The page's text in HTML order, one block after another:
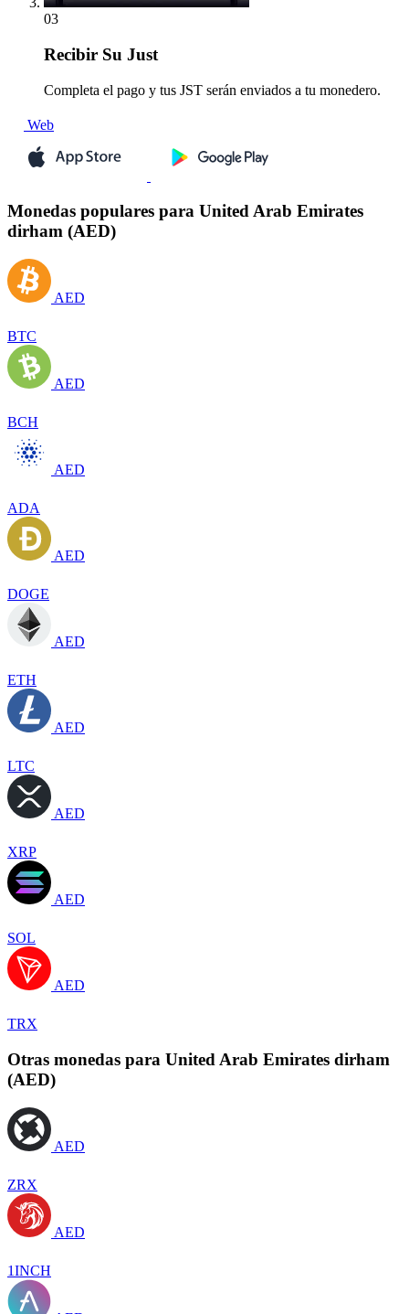
03
Recibir Su Just
Completa el pago y tus JST serán enviados a tu monedero.
Web
Monedas populares para United Arab Emirates
dirham (AED)
AED
BTC
AED
BCH
AED
ADA
AED
DOGE
AED
ETH
AED
LTC
AED
XRP
AED
SOL
AED
TRX
Otras monedas para United Arab Emirates dirham
(AED)
AED
ZRX
AED
1INCH